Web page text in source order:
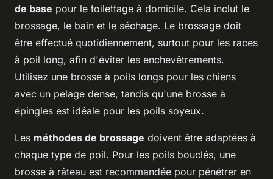
de base pour le toilettage à domicile. Cela inclut le
brossage, le bain et le séchage. Le brossage doit
être effectué quotidiennement, surtout pour les races
à poil long, afin d'éviter les enchevêtrements.
Utilisez une brosse à poils longs pour les chiens
avec un pelage dense, tandis qu'une brosse à
épingles est idéale pour les poils soyeux.
Les méthodes de brossage doivent être adaptées à
chaque type de poil. Pour les poils bouclés, une
brosse à râteau est recommandée pour pénétrer en